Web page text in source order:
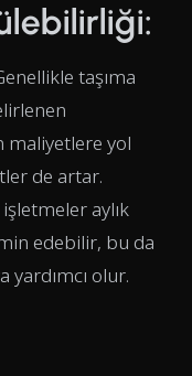
taşıma
maliyetlere yol
de artar.
aylık
edebilir, bu da
olur.